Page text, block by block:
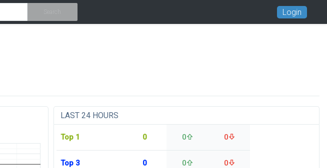
Login
LAST 24 HOURS
Top 1 0 0 0
Top 3 0 0 0